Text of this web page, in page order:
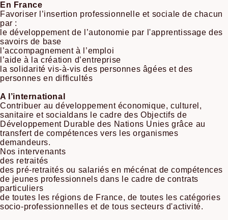
En France
Favoriser l’insertion professionnelle et sociale de chacun
par :
le développement de l’autonomie par l'apprentissage des
savoirs de base
l’accompagnement à l’emploi
l’aide à la création d’entreprise
la solidarité vis-à-vis des personnes âgées et des
personnes en difficultés
A l’international
Contribuer au développement économique, culturel,
sanitaire et socialdans le cadre des Objectifs de
Développement Durable des Nations Unies grâce au
transfert de compétences vers les organismes
demandeurs.
Nos intervenants
des retraités
des pré-retraités ou salariés en mécénat de compétences
de jeunes professionnels dans le cadre de contrats
particuliers
de toutes les régions de France, de toutes les catégories
socio-professionnelles et de tous secteurs d'activité.